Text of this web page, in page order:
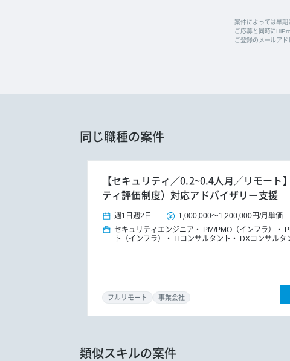
案件によっては早期
ご応募と同時に
ご登録のメールア
同じ職種の案件
【セキュリティ／0.2~0.4人月／リモート
ティ評価制度）対応アドバイザリー支援
週1日 週2日 1,000,000～1,200,000円/月単価
セキュリティエンジニア
PM/PMO（インフラ）
ト（インフラ）
ITコンサルタント DXコンサルタ
フルリモート 事業会社
類似スキルの案件